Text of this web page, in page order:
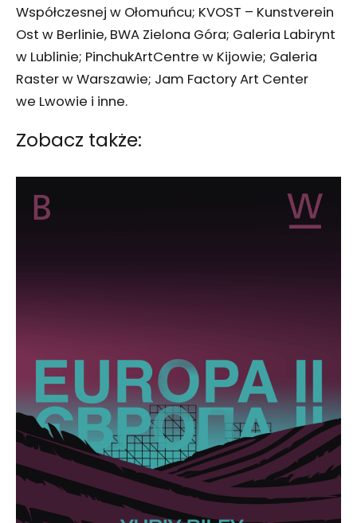
Współczesnej w Ołomuńcu; KVOST – Kunstverein
Ost w Berlinie, BWA Zielona Góra; Galeria Labirynt
w Lublinie; PinchukArtCentre w Kijowie; Galeria
Raster w Warszawie; Jam Factory Art Center
we Lwowie i inne.
Zobacz także: